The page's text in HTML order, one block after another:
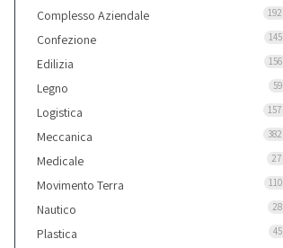
Complesso Aziendale 192
Confezione 145
Edilizia 156
Legno 59
Logistica 157
Meccanica 382
Medicale 27
Movimento Terra 110
Nautico 28
Plastica 45